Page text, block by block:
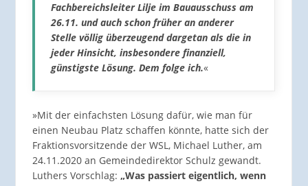
Fachbereichsleiter Lilje im Bauausschuss am
26.11. und auch schon früher an anderer
Stelle völlig überzeugend dargetan als die in
jeder Hinsicht, insbesondere finanziell,
günstigste Lösung. Dem folge ich.«
»Mit der einfachsten Lösung dafür, wie man für
einen Neubau Platz schaffen könnte, hatte sich der
Fraktionsvorsitzende der WSL, Michael Luther, am
24.11.2020 an Gemeindedirektor Schulz gewandt.
Luthers Vorschlag: „Was passiert eigentlich, wenn